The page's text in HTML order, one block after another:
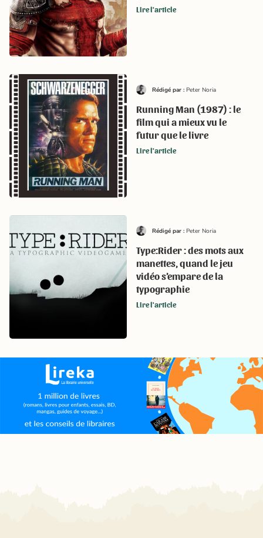
Lire l'article
Rédigé par : Peter Noria
Running Man (1987) : le
film qui a mieux vu le
futur que le livre
Lire l'article
Rédigé par : Peter Noria
Type:Rider : des mots aux
manettes, quand le jeu
vidéo s’empare de la
typographie
Lire l'article